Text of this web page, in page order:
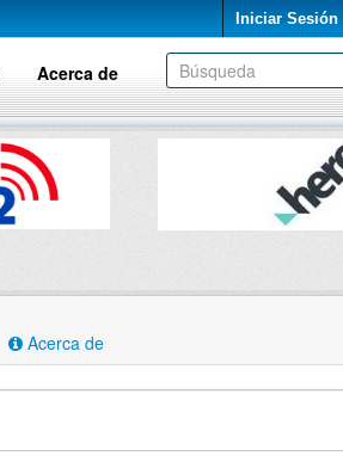
Iniciar Sesión
Acerca de
Acerca de